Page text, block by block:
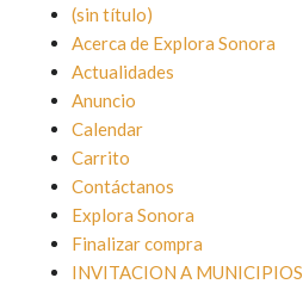
(sin título)
Acerca de Explora Sonora
Actualidades
Anuncio
Calendar
Carrito
Contáctanos
Explora Sonora
Finalizar compra
INVITACION A MUNICIPIOS